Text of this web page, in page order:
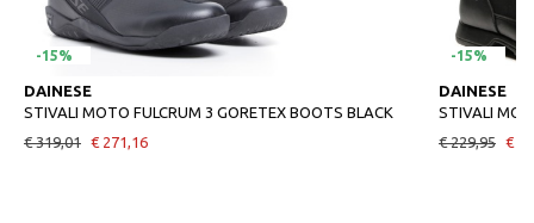
-15%
DAINESE
STIVALI MOTO FULCRUM 3 GORETEX BOOTS BLACK
€ 319,01 € 271,16
-15%
DAINESE
STIVALI
€ 229,95 €